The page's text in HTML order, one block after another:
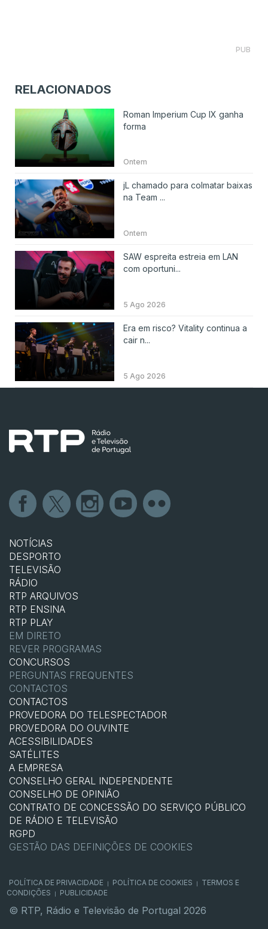
PUB
RELACIONADOS
Roman Imperium Cup IX ganha
forma
Ontem
jL chamado para colmatar baixas
na Team ...
Ontem
SAW espreita estreia em LAN
com oportuni...
5 Ago 2026
Era em risco? Vitality continua a
cair n...
5 Ago 2026
NOTÍCIAS
DESPORTO
TELEVISÃO
RÁDIO
RTP ARQUIVOS
RTP ENSINA
RTP PLAY
EM DIRETO
REVER PROGRAMAS
CONCURSOS
PERGUNTAS FREQUENTES
CONTACTOS
CONTACTOS
PROVEDORA DO TELESPECTADOR
PROVEDORA DO OUVINTE
ACESSIBILIDADES
SATÉLITES
A EMPRESA
CONSELHO GERAL INDEPENDENTE
CONSELHO DE OPINIÃO
CONTRATO DE CONCESSÃO DO SERVIÇO PÚBLICO
DE RÁDIO E TELEVISÃO
RGPD
GESTÃO DAS DEFINIÇÕES DE COOKIES
POLÍTICA DE PRIVACIDADE POLÍTICA DE COOKIES
TERMOS E
CONDIÇÕES
PUBLICIDADE
© RTP, Rádio e Televisão de Portugal 2026